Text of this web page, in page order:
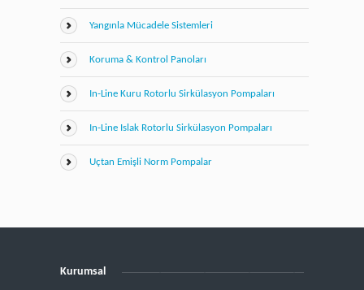
Yangınla Mücadele Sistemleri
Koruma & Kontrol Panoları
In-Line Kuru Rotorlu Sirkülasyon Pompaları
In-Line Islak Rotorlu Sirkülasyon Pompaları
Uçtan Emişli Norm Pompalar
Kurumsal